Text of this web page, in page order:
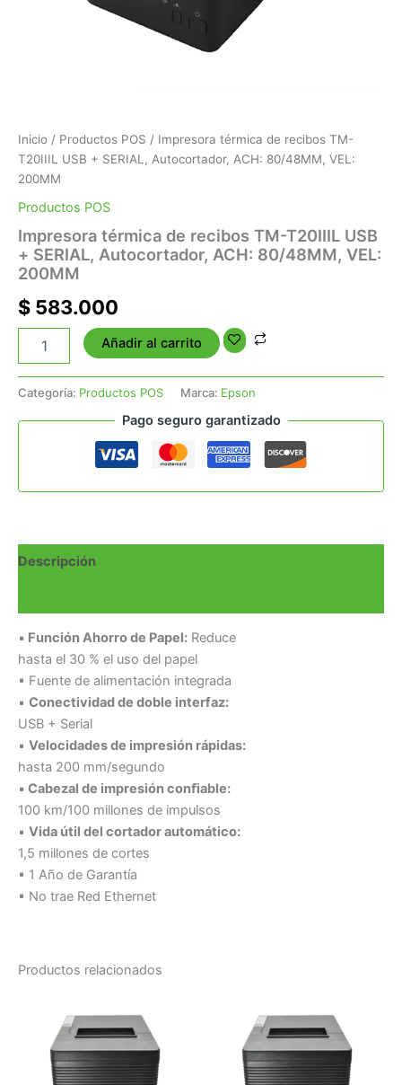
Inicio / Productos POS / Impresora térmica de recibos TM-
T20IIIL USB + SERIAL, Autocortador, ACH: 80/48MM, VEL:
200MM
Productos POS
Impresora térmica de recibos TM-T20IIIL USB
+ SERIAL, Autocortador, ACH: 80/48MM, VEL:
200MM
$ 583.000
Añadir al carrito
Categoría: Productos POS Marca: Epson
Pago seguro garantizado
Descripción
▪ Función Ahorro de Papel: Reduce
hasta el 30 % el uso del papel
▪ Fuente de alimentación integrada
▪ Conectividad de doble interfaz:
USB + Serial
▪ Velocidades de impresión rápidas:
hasta 200 mm/segundo
▪ Cabezal de impresión conﬁable:
100 km/100 millones de impulsos
▪ Vida útil del cortador automático:
1,5 millones de cortes
▪ 1 Año de Garantía
▪ No trae Red Ethernet
Productos relacionados